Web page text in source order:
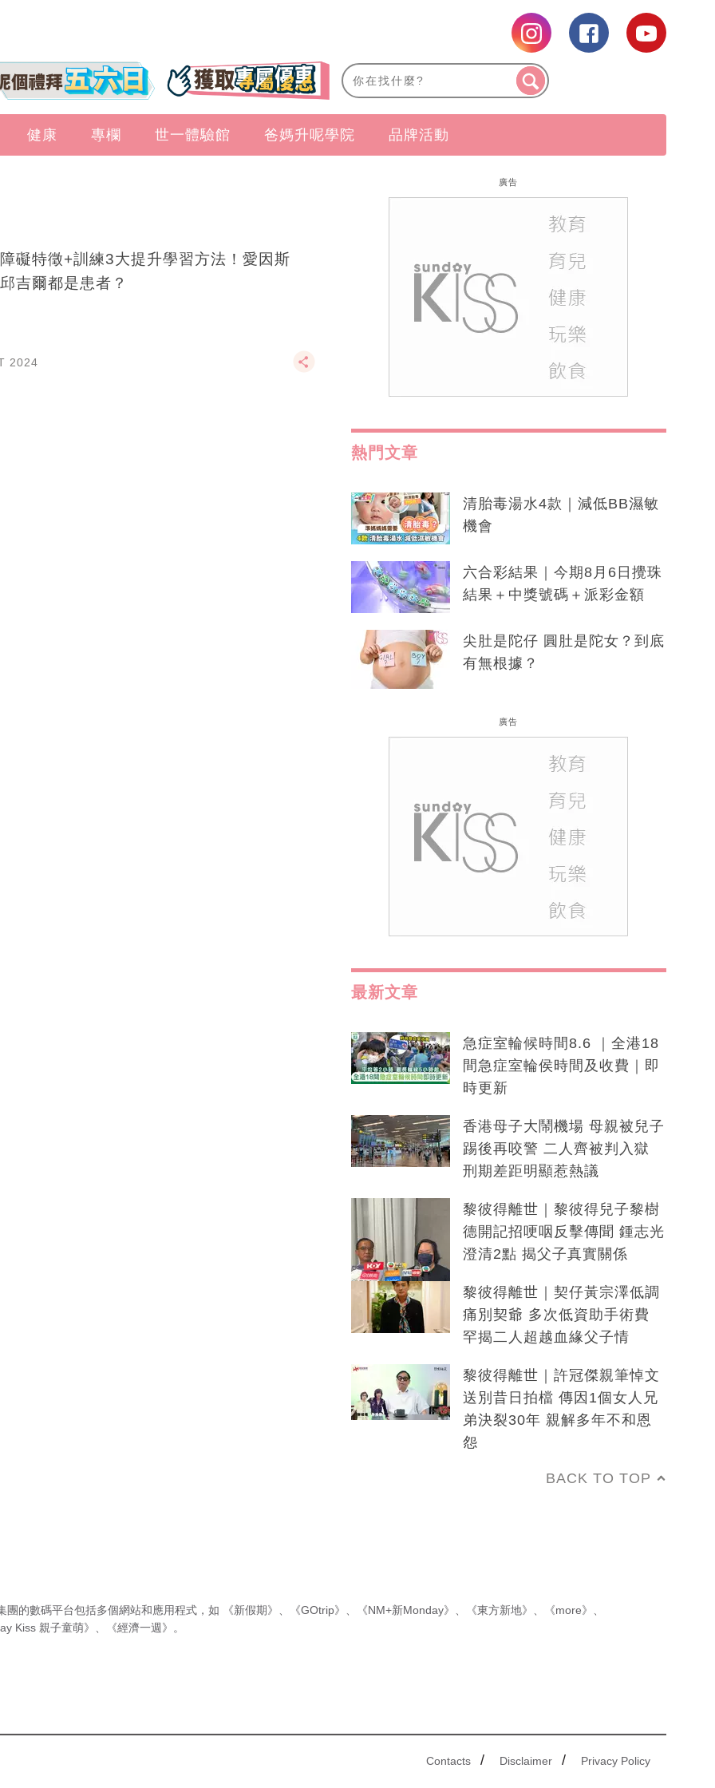
健康 專欄 世一體驗館 爸媽升呢學院 品牌活動
礙特徵+訓練3大提升學習方法！愛因斯
吉爾都是患者？
2024
廣告
熱門文章
清胎毒湯水4款｜減低BB濕敏
機會
六合彩結果｜今期8月6日攪珠
結果＋中獎號碼＋派彩金額
尖肚是陀仔 圓肚是陀女？到底
有無根據？
廣告
最新文章
急症室輪候時間8.6 ｜全港18
間急症室輪侯時間及收費｜即
時更新
香港母子大鬧機場 母親被兒子
踢後再咬警 二人齊被判入獄
刑期差距明顯惹熱議
黎彼得離世｜黎彼得兒子黎樹
德開記招哽咽反擊傳聞 鍾志光
澄清2點 揭父子真實關係
黎彼得離世｜契仔黃宗澤低調
痛別契爺 多次低資助手術費
罕揭二人超越血緣父子情
黎彼得離世｜許冠傑親筆悼文
送別昔日拍檔 傳因1個女人兄
弟決裂30年 親解多年不和恩
怨
BACK TO TOP
團的數碼平台包括多個網站和應用程式，如 《新假期》 《GOtrip》 《NM+新Monday》 《東方新地》 《more》
Kiss 親子童萌》
《經濟一週》 。
Contacts / Disclaimer / Privacy Policy